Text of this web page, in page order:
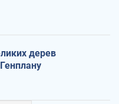
дерев